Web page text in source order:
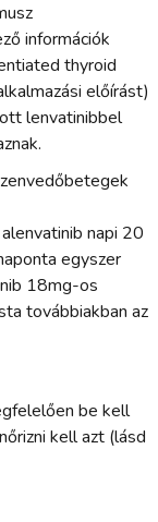
információk
thyroid
előírást)
lenvatinibbel
napi 20
egyszer
18mg-os
továbbiakban az
be kell
kell azt (lásd